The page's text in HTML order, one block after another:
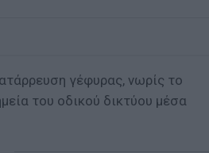
γέφυρας, νωρίς το
του οδικού δικτύου μέσα